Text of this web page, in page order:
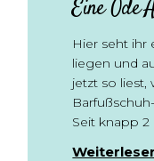
Eine Ode
Hier seht ihr
liegen und
jetzt so liest,
Seit knapp 2